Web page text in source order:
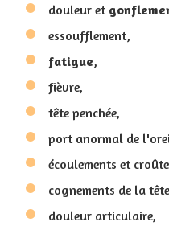
douleur et
essoufflement,
fatigue,
fièvre,
tête penchée,
port anormal de
écoulements et
cognements de la
douleur articulaire,